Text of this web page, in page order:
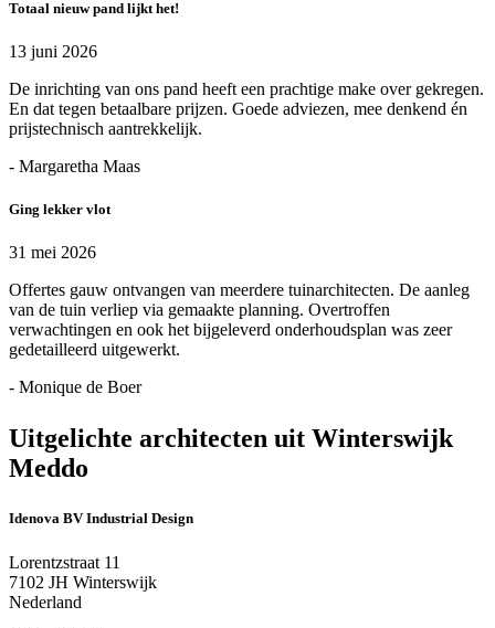
Totaal nieuw pand lijkt het!
13 juni 2026
De inrichting van ons pand heeft een prachtige make over gekregen.
En dat tegen betaalbare prijzen. Goede adviezen, mee denkend én
prijstechnisch aantrekkelijk.
- Margaretha Maas
Ging lekker vlot
31 mei 2026
Offertes gauw ontvangen van meerdere tuinarchitecten. De aanleg
van de tuin verliep via gemaakte planning. Overtroffen
verwachtingen en ook het bijgeleverd onderhoudsplan was zeer
gedetailleerd uitgewerkt.
- Monique de Boer
Uitgelichte architecten uit Winterswijk
Meddo
Idenova BV Industrial Design
Lorentzstraat 11
7102 JH Winterswijk
Nederland